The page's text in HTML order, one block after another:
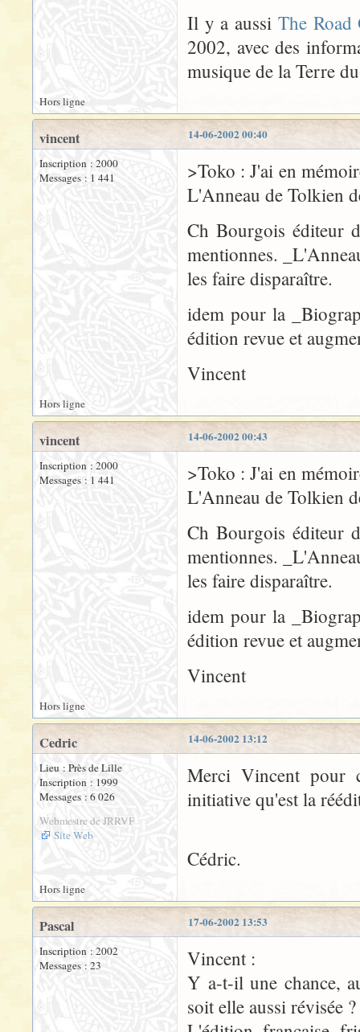
Il y a aussi The Road
2002, avec des
musique de la Terre
Hors ligne
14-06-2002 00:40
vincent
Inscription : 2000
Messages : 1 441
>Toko : J'ai en
L'Anneau de Tolkien
Ch Bourgois éditeur
mentionnes.
les faire disparaître.
idem pour la
édition revue et
Vincent
Hors ligne
14-06-2002 00:43
vincent
Inscription : 2000
Messages : 1 441
>Toko : J'ai en
L'Anneau de Tolkien
Ch Bourgois éditeur
mentionnes.
les faire disparaître.
idem pour la
édition revue et
Vincent
Hors ligne
14-06-2002 13:12
Cedric
Lieu : Près de Lille
Inscription : 1999
Messages : 6 026
Webmestre de JRRVF
Site Web
Merci Vincent pour
initiative qu'est la
Cédric.
Hors ligne
17-06-2002 13:53
Pascal
Inscription : 2002
Messages : 23
Vincent :
Y a-t-il une chance,
soit elle aussi révisée ?